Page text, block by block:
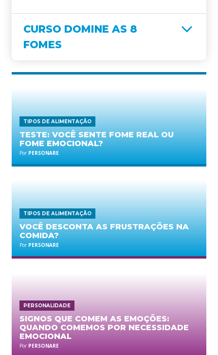
TIPOS DE ALIMENTAÇÃO
TESTE: VOCÊ SENTE FOME REAL OU
FOME EMOCIONAL?
Por PERSONARE
TIPOS DE ALIMENTAÇÃO
VOCÊ DESCONTA AS FRUSTRAÇÕES NA
COMIDA?
Por PERSONARE
PERSONALIDADE
SIGNOS QUE COMEM AS EMOÇÕES:
QUANDO COMEMOS POR NECESSIDADE
EMOCIONAL
Por PERSONARE
CURSO DOMINE AS 8
FOMES